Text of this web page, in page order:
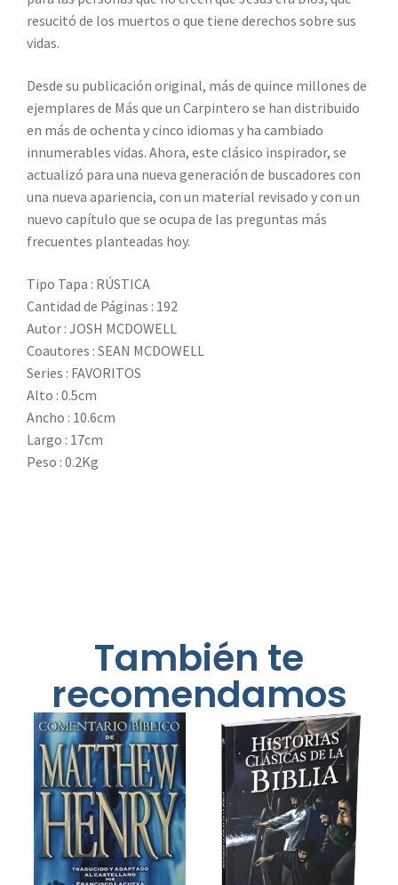
resucitó de los muertos o que tiene derechos sobre sus
vidas.
Desde su publicación original, más de quince millones de
ejemplares de Más que un Carpintero se han distribuido
en más de ochenta y cinco idiomas y ha cambiado
innumerables vidas. Ahora, este clásico inspirador, se
actualizó para una nueva generación de buscadores con
una nueva apariencia, con un material revisado y con un
nuevo capítulo que se ocupa de las preguntas más
frecuentes planteadas hoy.
Tipo Tapa : RÚSTICA
Cantidad de Páginas : 192
Autor : JOSH MCDOWELL
Coautores : SEAN MCDOWELL
Series : FAVORITOS
Alto : 0.5cm
Ancho : 10.6cm
Largo : 17cm
Peso : 0.2Kg
También te
recomendamos